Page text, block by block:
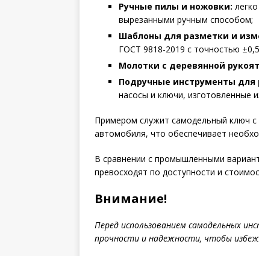
Ручные пилы и ножовки:
вырезанными ручным способом;
Шаблоны для разметки и
ГОСТ 9818-2019 с точностью
Молотки с деревянной
Подручные инструменты для
насосы и ключи, изготовленные
Примером служит самодельный ключ
автомобиля, что обеспечивает
В сравнении с промышленными
превосходят по доступности и
Внимание!
Перед использованием самодельных
прочности и надежности, чтобы